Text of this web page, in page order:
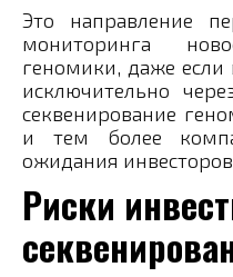
Это направление
мониторинга
геномики, даже если
исключительно
секвенирование
и тем более
ожидания
Риски